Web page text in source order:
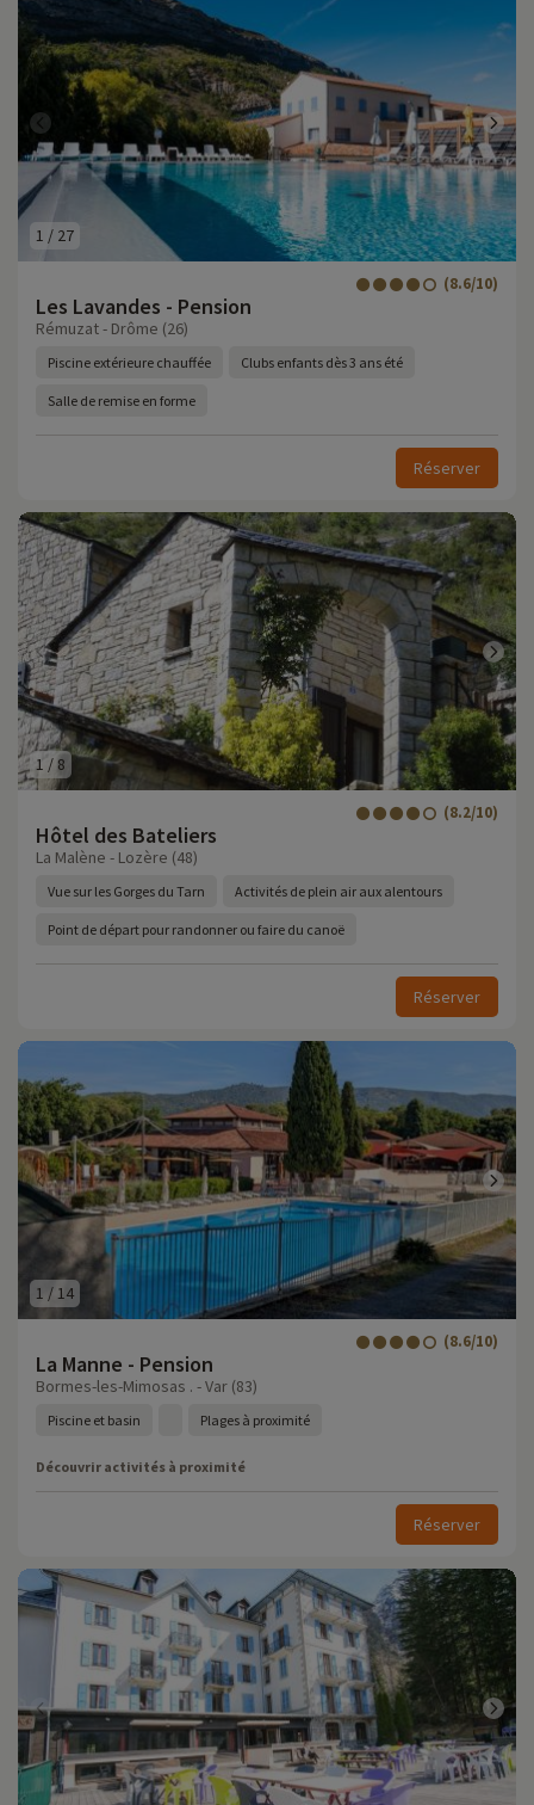
1 / 27
Les Lavandes - Pension
(8.6/10)
Rémuzat - Drôme (26)
Piscine extérieure chauffée Clubs enfants dès 3 ans été
Salle de remise en forme
Réserver
1 /8
Hôtel des Bateliers
(8.2/10)
La Malène - Lozère (48)
Vue sur les Gorges du Tarn Activités de plein air aux alentours
Point de départ pour randonner ou faire du canoë
Réserver
1 /14
La Manne - Pension
(8.6/10)
Bormes-les-Mimosas . - Var (83)
Piscine et basin Plages à proximité
Découvrir activités à proximité
Réserver